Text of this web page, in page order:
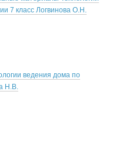
7 класс Логвинова О.Н.
ведения дома по
Н.В.